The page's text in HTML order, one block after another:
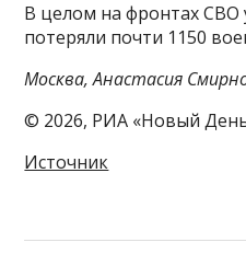
В целом на фронтах СВО
потеряли почти 1150
Москва, Анастасия
© 2026, РИА «Новый
Источник